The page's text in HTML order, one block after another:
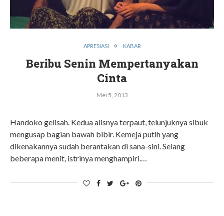
APRESIASI KABAR
Beribu Senin Mempertanyakan
Cinta
Mei 5, 2013
Handoko gelisah. Kedua alisnya terpaut, telunjuknya sibuk
mengusap bagian bawah bibir. Kemeja putih yang
dikenakannya sudah berantakan di sana-sini. Selang
beberapa menit, istrinya menghampiri.…